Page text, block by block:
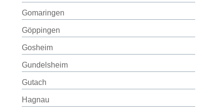
Gomaringen
Göppingen
Gosheim
Gundelsheim
Gutach
Hagnau